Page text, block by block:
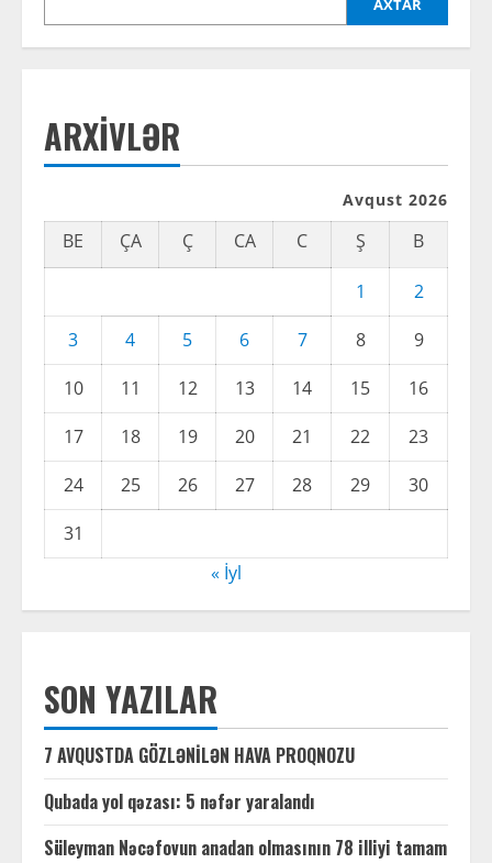
AXTAR
ARXIVLƏR
Avqust 2026
BE ÇA Ç CA C Ş B
1
2
3
4 5 6 7 8
9
10
11 12 13 14 15
16
17
18 19 20 21 22
23
24
25 26 27 28 29
30
31
« İyl
SON YAZILAR
7 AVQUSTDA GÖZLƏNİLƏN HAVA PROQNOZU
Qubada yol qəzası: 5 nəfər yaralandı
Süleyman Nəcəfovun anadan olmasının 78 illiyi tamam